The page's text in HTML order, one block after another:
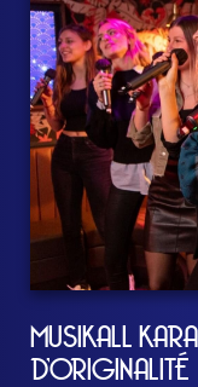
MUSIKALL
D’ORIGINALITÉ